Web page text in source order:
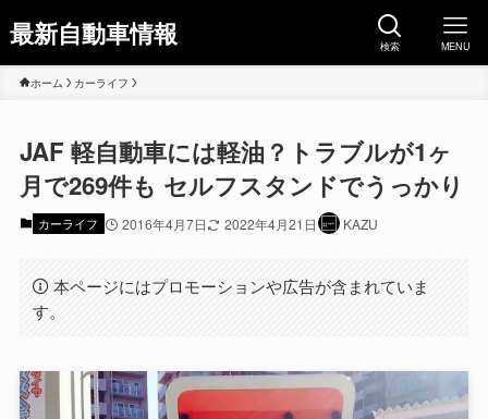
最新自動車情報 検索 MENU
ホーム カーライフ
JAF 軽自動車には軽油？トラブルが1ヶ
月で269件も セルフスタンドでうっかり
カーライフ 2016年4月7日 2022年4月21日 KAZU
本ページにはプロモーションや広告が含まれていま
す。